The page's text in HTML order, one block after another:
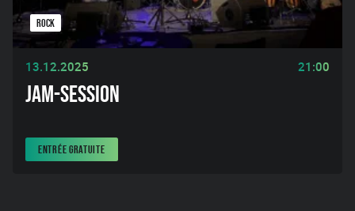
ROCK
13.12.2025 21:00
JAM-SESSION
ENTRÉE GRATUITE